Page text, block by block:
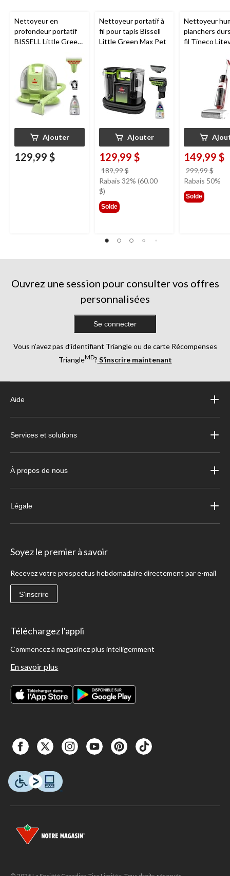
Nettoyeur en
profondeur portatif
BISSELL Little Green
tapis et tissus
d'ameublement
Ajouter
129,99 $
Nettoyeur portatif à
fil pour tapis Bissell
Little Green Max Pet
Ajouter
129,99 $
189,99 $
était
Rabais 32% (60.00
$)
Solde
Nettoyeur
planchers
fil Tineco
149,99 $
299,99 $
était
Rabais 50%
Solde
Ouvrez une session pour consulter vos offres
personnalisées
Se connecter
Vous n’avez pas d’identifiant Triangle ou de carte Récompenses
TriangleMD? S’inscrire maintenant
Aide
Services et solutions
À propos de nous
Légale
Soyez le premier à savoir
Recevez votre prospectus hebdomadaire directement par e-mail
S'inscrire
Téléchargez l'appli
Commencez à magasinez plus intelligemment
En savoir plus